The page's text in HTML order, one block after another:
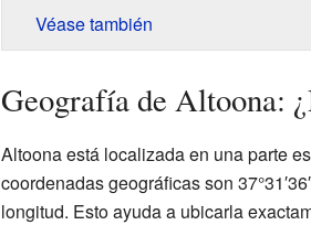
Véase también
Geografía de Altoona:
Altoona está localizada en una parte
coordenadas geográficas son
longitud. Esto ayuda a ubicarla